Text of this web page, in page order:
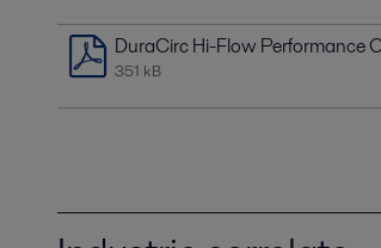
DuraCirc Hi-Flow Performance
351 kB